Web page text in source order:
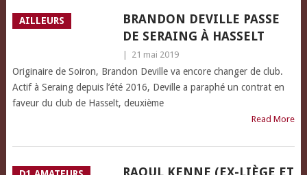
AILLEURS
BRANDON DEVILLE PASSE
DE SERAING À HASSELT
21 mai 2019
Originaire de Soiron, Brandon Deville va encore changer de club.
Actif à Seraing depuis l’été 2016, Deville a paraphé un contrat en
faveur du club de Hasselt, deuxième
Read More
RAOUL KENNE (EX-LIÈGE ET